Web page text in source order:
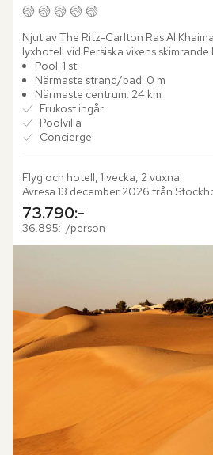
Njut av The Ritz-Carlton Ras Al
lyxhotell vid Persiska vikens
sjunga i takt med vågornas brus när du
Pool: 1 st
Närmaste strand/bad: 0 m
Närmaste centrum: 24 km
Frukost ingår
Poolvilla
Concierge
Flyg och hotell, 1 vecka, 2 vuxna
Avresa 13 december 2026 från
73.790:-
36.895:-/person